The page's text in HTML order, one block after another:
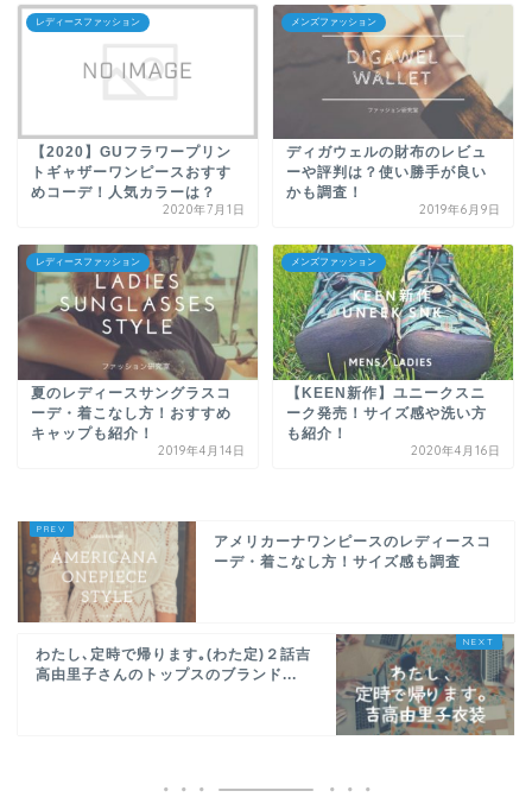
レディースファッション
【2020】GUフラワープリン
トギャザーワンピースおすす
めコーデ！人気カラーは？
2020年7月1日
メンズファッション
ディガウェルの財布のレビュ
ーや評判は？使い勝手が良い
かも調査！
2019年6月9日
レディースファッション
夏のレディースサングラスコ
ーデ・着こなし方！おすすめ
キャップも紹介！
2019年4月14日
メンズファッション
【KEEN新作】ユニークスニ
ーク発売！サイズ感や洗い方
も紹介！
2020年4月16日
アメリカーナワンピースのレディースコ
ーデ・着こなし方！サイズ感も調査
わたし､定時で帰ります｡(わた定)２話吉
高由里子さんのトップスのブランド...